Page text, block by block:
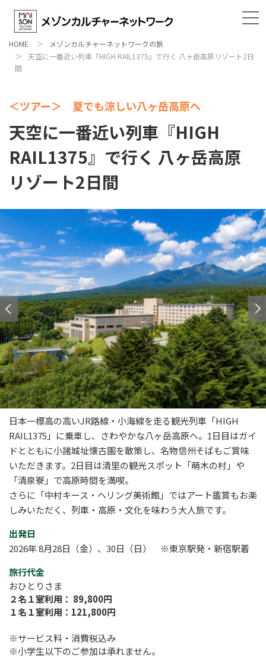
HOME
メゾンカルチャーネットワークの旅
天空に一番近い列車『HIGH RAIL1375』で行く 八ヶ岳高原リゾート2日
間
＜ツアー＞ 夏でも涼しい八ヶ岳高原へ
天空に一番近い列車『HIGH
RAIL1375』で行く 八ヶ岳高原
リゾート2日間
日本一標高の高いJR路線・小海線を走る観光列車「HIGH
RAIL1375」に乗車し、さわやかな八ヶ岳高原へ。1日目はガイ
ドとともに小諸城址懐古園を散策し、名物信州そばもご賞味
いただきます。2日目は清里の観光スポット「萌木の村」や
「清泉寮」で高原時間を満喫。
さらに「中村キース・ヘリング美術館」ではアート鑑賞もお楽
しみいただく、列車・高原・文化を味わう大人旅です。
出発日
2026年 8月28日（金）、30日（日） ※東京駅発・新宿駅着
旅行代金
おひとりさま
２名１室利用： 89,800円
１名１室利用：121,800円
※サービス料・消費税込み
※小学生以下のご参加は承れません。